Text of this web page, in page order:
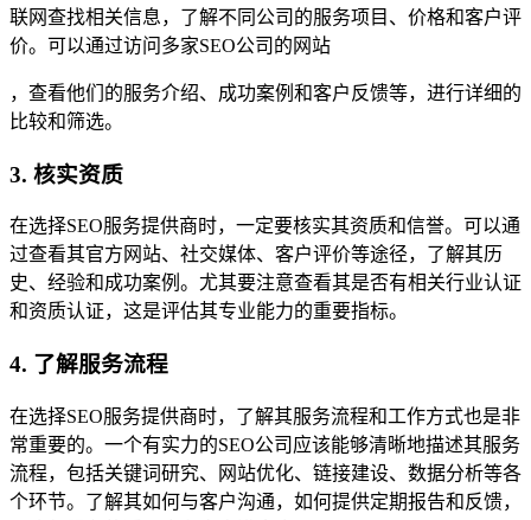
联网查找相关信息，了解不同公司的服务项目、价格和客户评
价。可以通过访问多家SEO公司的网站
，查看他们的服务介绍、成功案例和客户反馈等，进行详细的
比较和筛选。
3. 核实资质
在选择SEO服务提供商时，一定要核实其资质和信誉。可以通
过查看其官方网站、社交媒体、客户评价等途径，了解其历
史、经验和成功案例。尤其要注意查看其是否有相关行业认证
和资质认证，这是评估其专业能力的重要指标。
4. 了解服务流程
在选择SEO服务提供商时，了解其服务流程和工作方式也是非
常重要的。一个有实力的SEO公司应该能够清晰地描述其服务
流程，包括关键词研究、网站优化、链接建设、数据分析等各
个环节。了解其如何与客户沟通，如何提供定期报告和反馈，